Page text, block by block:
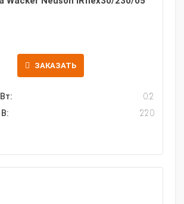
ЗАКАЗАТЬ
0.2
220